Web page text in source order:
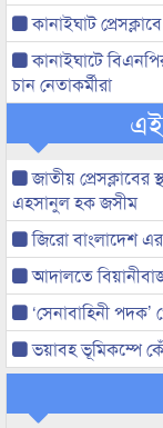
কানাইঘাট
কানাইঘাটে
চান নেতাকর্মীরা
জাতীয়
এহসানুল হক জসীম
জিরো বাংলাদেশ এর
আদালতে
‘সেনাবাহিনী
ভয়াবহ ভূমিকম্পে